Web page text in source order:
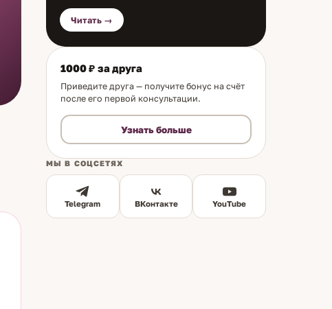
Читать →
1000 ₽ за друга
Приведите друга — получите бонус на счёт
после его первой консультации.
Узнать больше
МЫ В СОЦСЕТЯХ
Telegram ВКонтакте YouTube